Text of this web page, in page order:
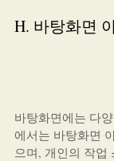
H. 바탕화면
바탕화면에는 다
에서는 바탕화면
으며, 개인의 작업